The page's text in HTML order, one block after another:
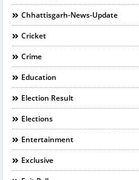
Chhattisgarh-News-Update
Cricket
Crime
Education
Election Result
Elections
Entertainment
Exclusive